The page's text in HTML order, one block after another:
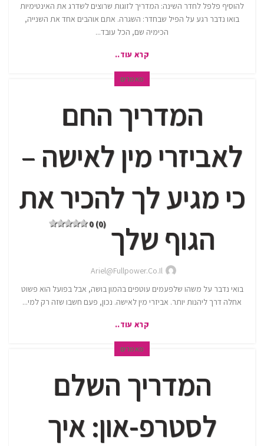
להוסיף פלפל לחדר השינה: המדריך לזוגות שרוצים לשדרג את האינטימיות
בואו נדבר רגע על הפיל שבחדר: השגרה. אתם אוהבים אחד את השנייה,
הכימיה שם, הכל עובד...
קרא עוד..
מאמרים
המדריך החם
לאביזרי מין לאישה –
כי מגיע לך להכיר את
הגוף שלך 0 (0)
Ariel@fullpower.co.il
בואי נדבר על משהו שלפעמים עוטפים בהמון בושה, אבל בפועל הוא פשוט
אחלה דרך ליהנות יותר. אביזרי מין לאישה. נכון, פעם חשבו שזה רק למי...
קרא עוד..
מאמרים
המדריך השלם
לסטרפ-און: איך